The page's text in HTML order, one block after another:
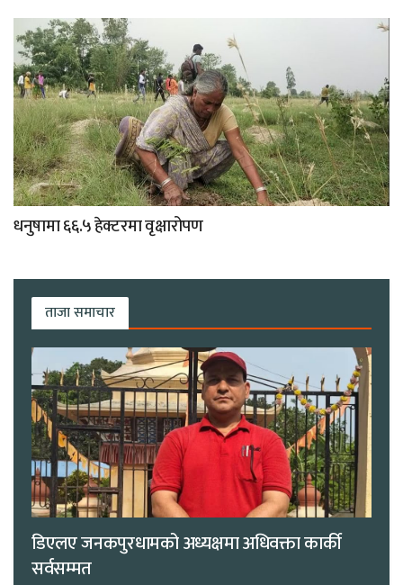
धनुषामा ६६.५ हेक्टरमा वृक्षारोपण
ताजा समाचार
डिएलए जनकपुरधामको अध्यक्षमा अधिवक्ता कार्की
सर्वसम्मत